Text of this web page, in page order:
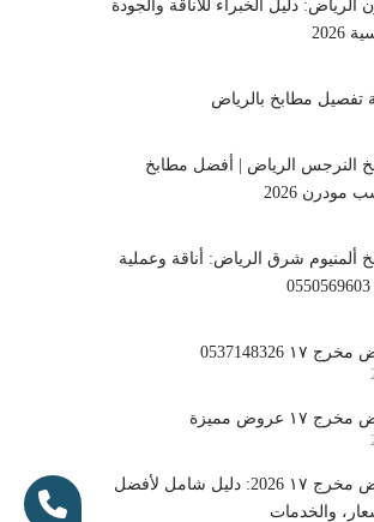
دليل الخبراء للأناقة والجودة
2026
مطابخ بالرياض
النرجس الرياض | أفضل مطابخ
مودرن 2026
ألمنيوم شرق الرياض: أناقة وعملية
0537148326
عروض مميزة
مطابخ الرياض مخرج ١٧ 2026: دليل شامل لأفضل
والخدمات